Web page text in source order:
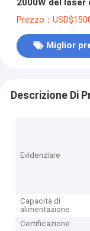
2000W del laser
Prezzo：
Miglior
Descrizione Di
Evidenziare
Capacità di
alimentazione
Certificazione